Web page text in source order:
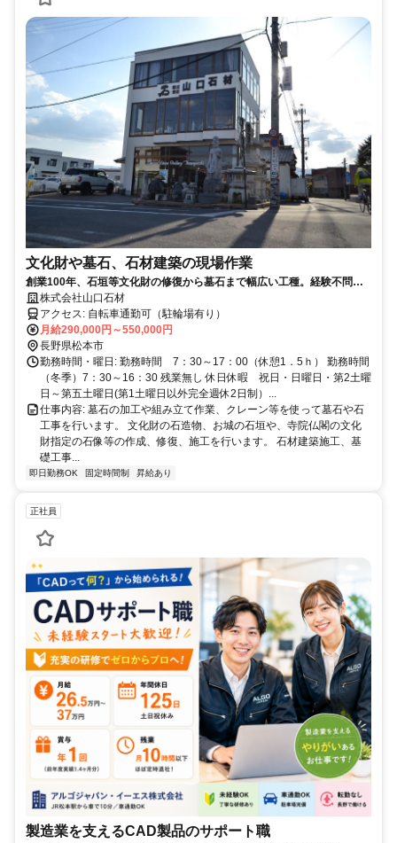
文化財や墓石、石材建築の現場作業
創業100年、石垣等文化財の修復から墓石まで幅広い工種。経験不問、
経験者優遇、賞与年2回、昇給有
株式会社山口石材
アクセス: 自転車通勤可（駐輪場有り）
月給290,000円～550,000円
長野県松本市
勤務時間・曜日: 勤務時間 7：30～17：00（休憩1．5ｈ） 勤務時間
（冬季）7：30～16：30 残業無し 休日休暇 祝日・日曜日・第2土曜
日～第五土曜日(第1土曜日以外完全週休2日制）...
仕事内容: 墓石の加工や組み立て作業、クレーン等を使って墓石や石
工事を行います。 文化財の石造物、お城の石垣や、寺院仏閣の文化
財指定の石像等の作成、修復、施工を行います。 石材建築施工、基
礎工事...
即日勤務OK 固定時間制 昇給あり
正社員
製造業を支えるCAD製品のサポート職